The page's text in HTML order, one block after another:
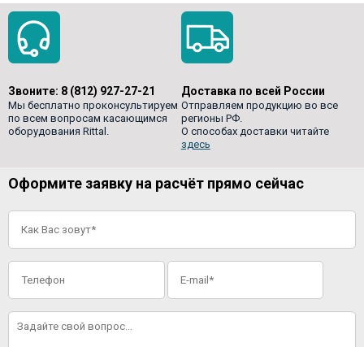
Звоните: 8 (812) 927-27-21
Мы бесплатно проконсультируем
по всем вопросам касающимся
оборудования Rittal.
Доставка по всей России
Отправляем продукцию во все
регионы РФ.
О способах доставки читайте
здесь
Оформите заявку на расчёт прямо сейчас